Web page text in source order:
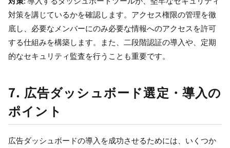
対策を講じているかを確認します。アクセス権限の管理を徹
底し、必要なメンバーにのみ必要な情報へのアクセスを許可
する仕組みを構築します。また、二段階認証の導入や、定期
的なセキュリティ監査を行うことも重要です。
7. 広告ダッシュボード選定・導入の
ポイント
広告ダッシュボードの導入を成功させるためには、いくつか